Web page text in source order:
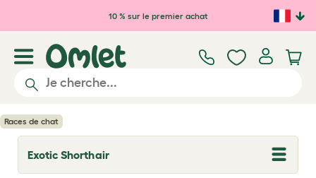
Passer au contenu principal
10 % sur le premier achat
Races de chat
Exotic Shorthair
T
o